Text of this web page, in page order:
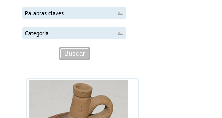
Palabras claves
Categoría